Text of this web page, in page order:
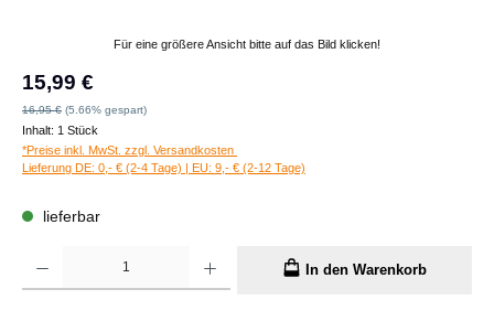
Für eine größere Ansicht bitte auf das Bild klicken!
Verkaufspreis:
15,99 €
Regulärer Preis:
16,95 € (5.66% gespart)
Inhalt: 1 Stück
*Preise inkl. MwSt. zzgl. Versandkosten
Lieferung DE: 0,- € (2-4 Tage) | EU: 9,- € (2-12 Tage)
lieferbar
In den Warenkorb